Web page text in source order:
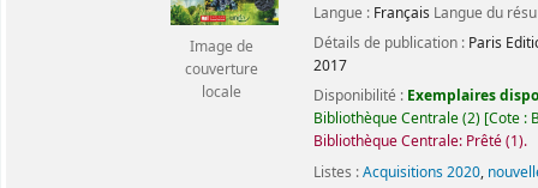
Image de
couverture
locale
Langue : Français Langue du
Détails de publication : Paris
2017
Disponibilité : Exemplaires
Bibliothèque Centrale(2) Cote :
Bibliothèque Centrale: Prêté(1).
Listes :Acquisitions 2020,